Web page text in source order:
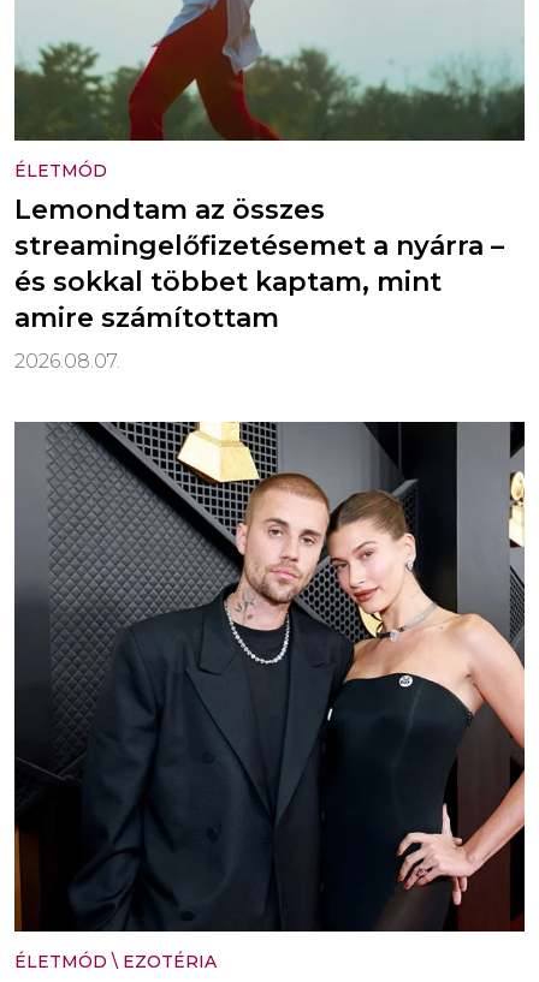
ÉLETMÓD
Lemondtam az összes
streamingelőfizetésemet a nyárra –
és sokkal többet kaptam, mint
amire számítottam
2026.08.07.
ÉLETMÓD \ EZOTÉRIA